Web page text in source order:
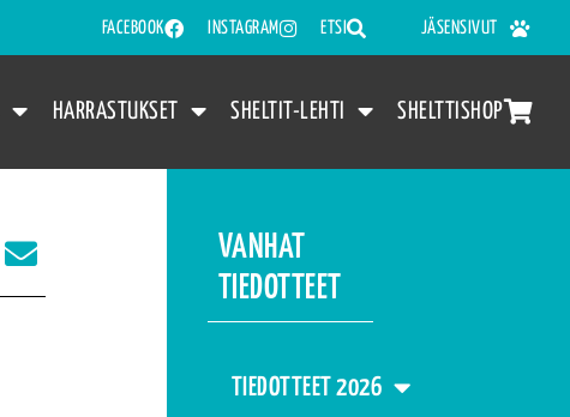
FACEBOOK INSTAGRAM ETSI JÄSENSIVUT
HARRASTUKSET SHELTIT-LEHTI SHELTTISHOP
VANHAT
TIEDOTTEET
TIEDOTTEET 2026